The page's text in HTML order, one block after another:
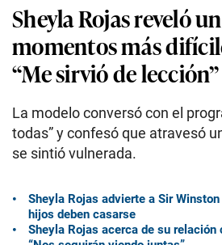
Sheyla Rojas reveló
momentos más
“Me sirvió de lección”
La modelo conversó con el
todas” y confesó que atravesó
se sintió vulnerada.
Sheyla Rojas advierte a Sir
hijos deben casarse
Sheyla Rojas acerca de su